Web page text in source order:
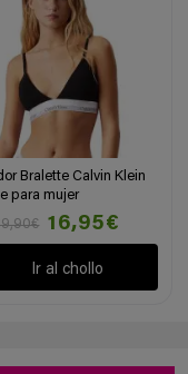
Bralette Calvin Klein
para mujer
16,95€
Ir al chollo